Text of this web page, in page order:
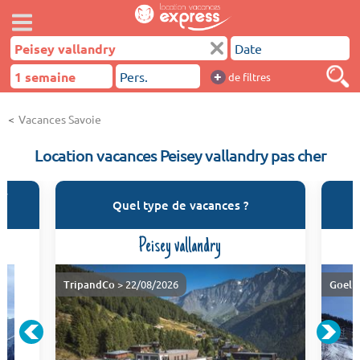
+ de filtres
Vacances Savoie
Location vacances Peisey vallandry pas cher
Quel type de vacances ?
Peisey vallandry
TripandCo> 22/08/2026 Goelia